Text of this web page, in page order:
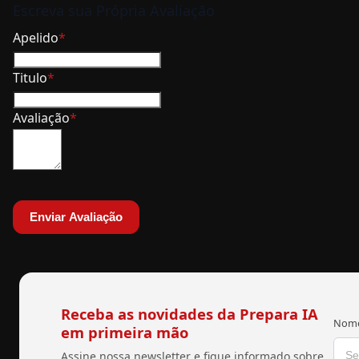
Escreva sua Própria Avaliação
Apelido
Titulo
Avaliação
Enviar Avaliação
Receba as novidades da Prepara IA
em primeira mão